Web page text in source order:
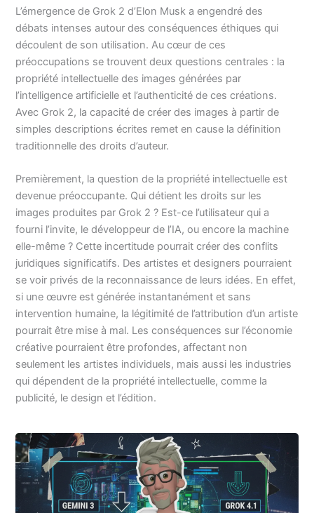
L’émergence de Grok 2 d’Elon Musk a engendré des
débats intenses autour des conséquences éthiques qui
découlent de son utilisation. Au cœur de ces
préoccupations se trouvent deux questions centrales : la
propriété intellectuelle des images générées par
l’intelligence artificielle et l’authenticité de ces créations.
Avec Grok 2, la capacité de créer des images à partir de
simples descriptions écrites remet en cause la définition
traditionnelle des droits d’auteur.
Premièrement, la question de la propriété intellectuelle est
devenue préoccupante. Qui détient les droits sur les
images produites par Grok 2 ? Est-ce l’utilisateur qui a
fourni l’invite, le développeur de l’IA, ou encore la machine
elle-même ? Cette incertitude pourrait créer des conflits
juridiques significatifs. Des artistes et designers pourraient
se voir privés de la reconnaissance de leurs idées. En effet,
si une œuvre est générée instantanément et sans
intervention humaine, la légitimité de l’attribution d’un artiste
pourrait être mise à mal. Les conséquences sur l’économie
créative pourraient être profondes, affectant non
seulement les artistes individuels, mais aussi les industries
qui dépendent de la propriété intellectuelle, comme la
publicité, le design et l’édition.